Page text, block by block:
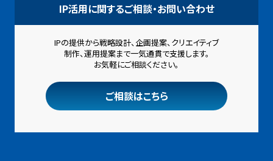
IP活用に関するご相談・お問い合わせ
IPの提供から戦略設計、企画提案、クリエイティブ
制作、運用提案まで一気通貫で支援します。
お気軽にご相談ください。
ご相談はこちら